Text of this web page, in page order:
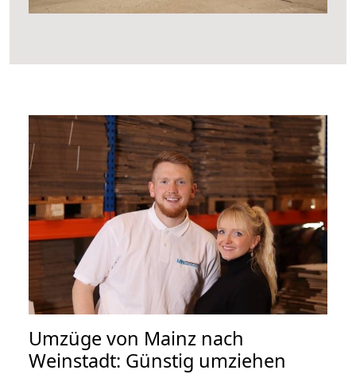
Umzüge von Mainz nach
Weinstadt: Günstig umziehen